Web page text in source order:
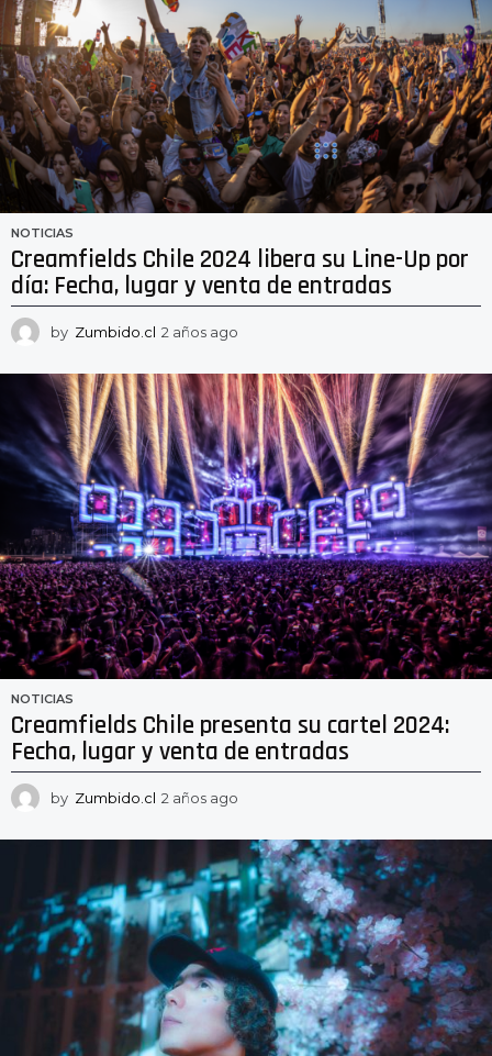
NOTICIAS
Creamfields Chile 2024 libera su Line-Up por
día: Fecha, lugar y venta de entradas
by Zumbido.cl 2 años ago
ñ
o
s
a
g
o
NOTICIAS
Creamfields Chile presenta su cartel 2024:
Fecha, lugar y venta de entradas
by Zumbido.cl 2 años ago
ñ
o
s
a
g
o